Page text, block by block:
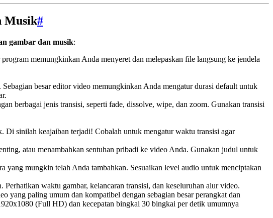
Musik#
gambar dan musik:
memungkinkan Anda menyeret dan melepaskan file langsung ke jendela
besar editor video memungkinkan Anda mengatur durasi default untuk
berbagai jenis transisi, seperti fade, dissolve, wipe, dan zoom. Gunakan transisi
Di sinilah keajaiban terjadi! Cobalah untuk mengatur waktu transisi agar
atau menambahkan sentuhan pribadi ke video Anda. Gunakan judul untuk
yang mungkin telah Anda tambahkan. Sesuaikan level audio untuk menciptakan
waktu gambar, kelancaran transisi, dan keseluruhan alur video.
yang paling umum dan kompatibel dengan sebagian besar perangkat dan
(Full HD) dan kecepatan bingkai 30 bingkai per detik umumnya